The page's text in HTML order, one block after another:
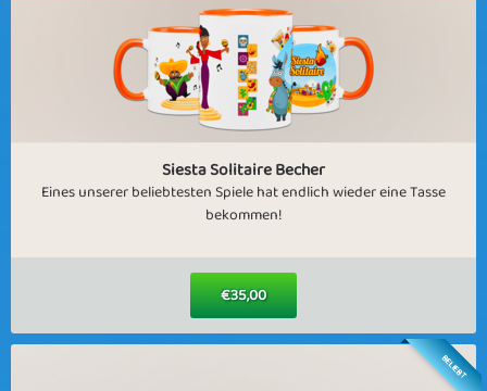
Siesta Solitaire Becher
Eines unserer beliebtesten Spiele hat endlich wieder eine Tasse
bekommen!
€35,00
BELIEBT